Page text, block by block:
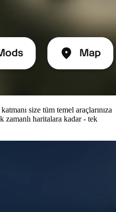
size tüm temel araçlarınıza
zamanlı haritalara kadar - tek